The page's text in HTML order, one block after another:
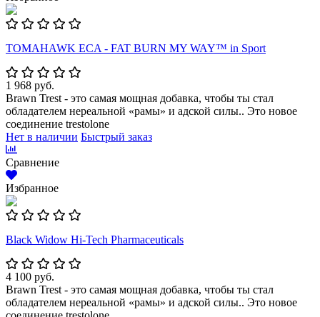
TOMAHAWK ECA - FAT BURN MY WAY™ in Sport
1 968 руб.
Brawn Trest - это самая мощная добавка, чтобы ты стал
обладателем нереальной «рамы» и адской силы.. Это новое
соединение trestolone
Нет в наличии Быстрый заказ
Сравнение
Избранное
Black Widow Hi-Tech Pharmaceuticals
4 100 руб.
Brawn Trest - это самая мощная добавка, чтобы ты стал
обладателем нереальной «рамы» и адской силы.. Это новое